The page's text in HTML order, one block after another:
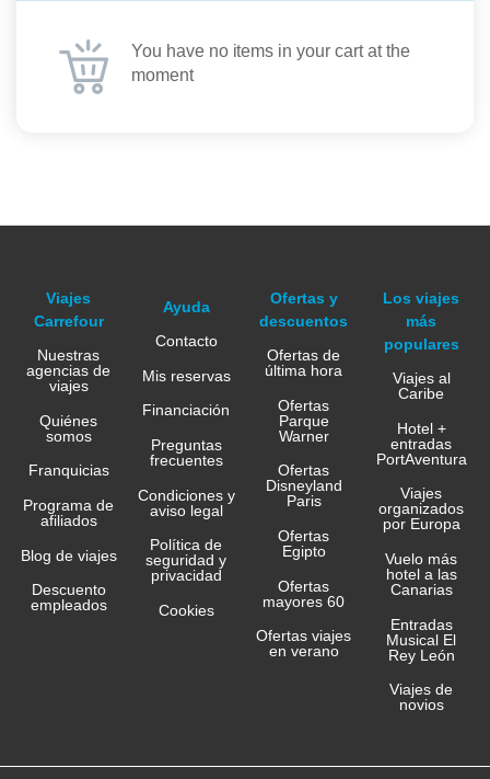
You have no items in your cart at the
moment
Viajes
Carrefour
Nuestras
agencias de
viajes
Quiénes
somos
Franquicias
Programa de
afiliados
Blog de viajes
Descuento
empleados
Ayuda
Contacto
Mis reservas
Financiación
Preguntas
frecuentes
Condiciones y
aviso legal
Política de
seguridad y
privacidad
Cookies
Ofertas y
descuentos
Ofertas de
última hora
Ofertas
Parque
Warner
Ofertas
Disneyland
Paris
Ofertas
Egipto
Ofertas
mayores 60
Ofertas viajes
en verano
Los viajes
más
populares
Viajes al
Caribe
Hotel +
entradas
PortAventura
Viajes
organizados
por Europa
Vuelo más
hotel a las
Canarias
Entradas
Musical El
Rey León
Viajes de
novios